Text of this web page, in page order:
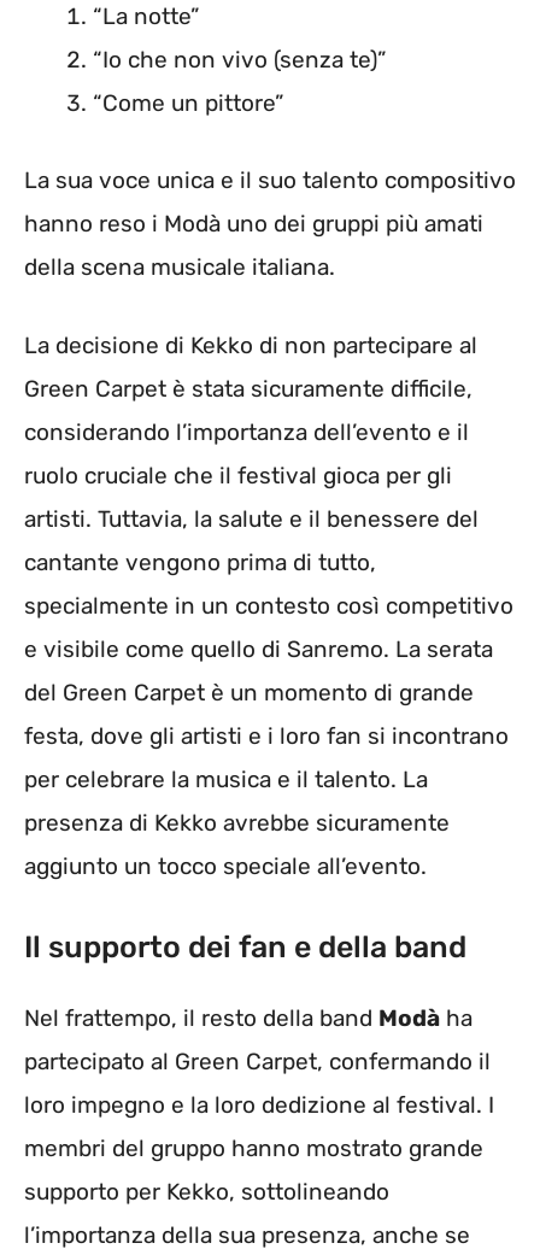
“La notte”
“Io che non vivo (senza te)”
“Come un pittore”
La sua voce unica e il suo talento compositivo
hanno reso i Modà uno dei gruppi più amati
della scena musicale italiana.
La decisione di Kekko di non partecipare al
Green Carpet è stata sicuramente difficile,
considerando l’importanza dell’evento e il
ruolo cruciale che il festival gioca per gli
artisti. Tuttavia, la salute e il benessere del
cantante vengono prima di tutto,
specialmente in un contesto così competitivo
e visibile come quello di Sanremo. La serata
del Green Carpet è un momento di grande
festa, dove gli artisti e i loro fan si incontrano
per celebrare la musica e il talento. La
presenza di Kekko avrebbe sicuramente
aggiunto un tocco speciale all’evento.
Il supporto dei fan e della band
Nel frattempo, il resto della band Modà ha
partecipato al Green Carpet, confermando il
loro impegno e la loro dedizione al festival. I
membri del gruppo hanno mostrato grande
supporto per Kekko, sottolineando
l’importanza della sua presenza, anche se